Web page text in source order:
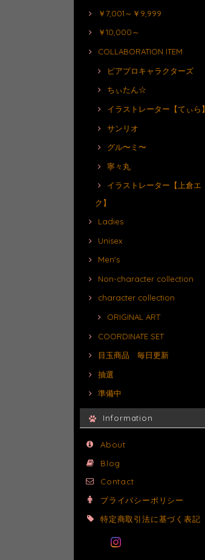
￥7,001～￥9,999
￥10,000～
COLLABORATION ITEM
ピアプロキャラクターズ
ちぃたん☆
イラストレーター【てぃら】
サンリオ
グル〜ミ〜
寧々丸
イラストレーター【上倉エ
ク】
Ladies
Unisex
Men's
Non-character collection
character collection
ORIGINAL ART
COORDINATE SET
目玉商品 毎日更新
抽選
準備中
Information
About
Blog
Contact
プライバシーポリシー
特定商取引法に基づく表記